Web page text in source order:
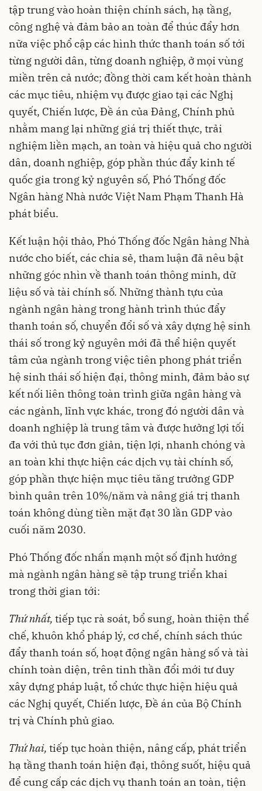
tập trung vào hoàn thiện chính sách, hạ tầng,
công nghệ và đảm bảo an toàn để thúc đẩy hơn
nữa việc phổ cập các hình thức thanh toán số tới
từng người dân, từng doanh nghiệp, ở mọi vùng
miền trên cả nước; đồng thời cam kết hoàn thành
các mục tiêu, nhiệm vụ được giao tại các Nghị
quyết, Chiến lược, Đề án của Đảng, Chính phủ
nhằm mang lại những giá trị thiết thực, trải
nghiệm liền mạch, an toàn và hiệu quả cho người
dân, doanh nghiệp, góp phần thúc đẩy kinh tế
quốc gia trong kỷ nguyên số, Phó Thống đốc
Ngân hàng Nhà nước Việt Nam Phạm Thanh Hà
phát biểu.
Kết luận hội thảo, Phó Thống đốc Ngân hàng Nhà
nước cho biết, các chia sẻ, tham luận đã nêu bật
những góc nhìn về thanh toán thông minh, dữ
liệu số và tài chính số. Những thành tựu của
ngành ngân hàng trong hành trình thúc đẩy
thanh toán số, chuyển đổi số và xây dựng hệ sinh
thái số trong kỷ nguyên mới đã thể hiện quyết
tâm của ngành trong việc tiên phong phát triển
hệ sinh thái số hiện đại, thông minh, đảm bảo sự
kết nối liên thông toàn trình giữa ngân hàng và
các ngành, lĩnh vực khác, trong đó người dân và
doanh nghiệp là trung tâm và được hưởng lợi tối
đa với thủ tục đơn giản, tiện lợi, nhanh chóng và
an toàn khi thực hiện các dịch vụ tài chính số,
góp phần thực hiện mục tiêu tăng trưởng GDP
bình quân trên 10%/năm và nâng giá trị thanh
toán không dùng tiền mặt đạt 30 lần GDP vào
cuối năm 2030.
Phó Thống đốc nhấn mạnh một số định hướng
mà ngành ngân hàng sẽ tập trung triển khai
trong thời gian tới:
Thứ nhất, tiếp tục rà soát, bổ sung, hoàn thiện thể
chế, khuôn khổ pháp lý, cơ chế, chính sách thúc
đẩy thanh toán số, hoạt động ngân hàng số và tài
chính toàn diện, trên tinh thần đổi mới tư duy
xây dựng pháp luật, tổ chức thực hiện hiệu quả
các Nghị quyết, Chiến lược, Đề án của Bộ Chính
trị và Chính phủ giao.
Thứ hai, tiếp tục hoàn thiện, nâng cấp, phát triển
hạ tầng thanh toán hiện đại, thông suốt, hiệu quả
để cung cấp các dịch vụ thanh toán an toàn, tiện